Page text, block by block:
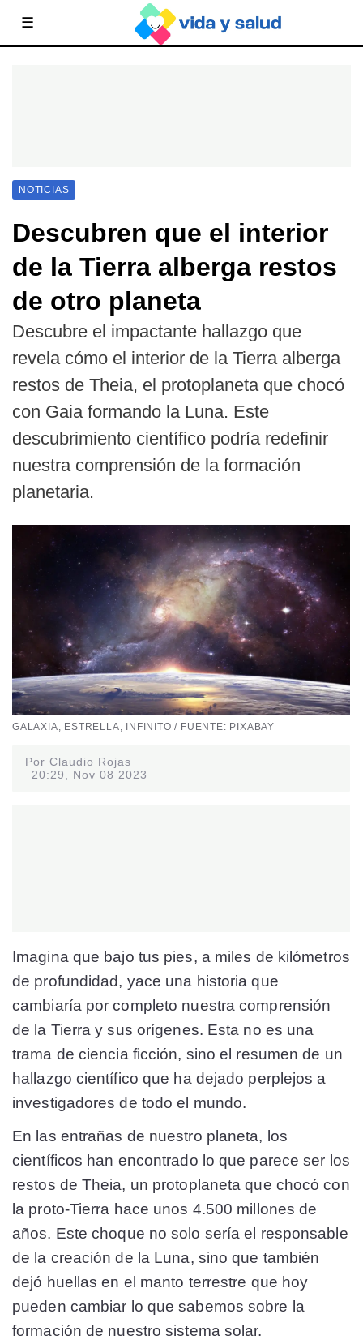
☰
NOTICIAS
Descubren que el interior
de la Tierra alberga restos
de otro planeta
Descubre el impactante hallazgo que
revela cómo el interior de la Tierra alberga
restos de Theia, el protoplaneta que chocó
con Gaia formando la Luna. Este
descubrimiento científico podría redefinir
nuestra comprensión de la formación
planetaria.
GALAXIA, ESTRELLA, INFINITO / FUENTE: PIXABAY
Por Claudio Rojas
20:29, Nov 08 2023
Imagina que bajo tus pies, a miles de kilómetros
de profundidad, yace una historia que
cambiaría por completo nuestra comprensión
de la Tierra y sus orígenes. Esta no es una
trama de ciencia ficción, sino el resumen de un
hallazgo científico que ha dejado perplejos a
investigadores de todo el mundo.
En las entrañas de nuestro planeta, los
científicos han encontrado lo que parece ser los
restos de Theia, un protoplaneta que chocó con
la proto-Tierra hace unos 4.500 millones de
años. Este choque no solo sería el responsable
de la creación de la Luna, sino que también
dejó huellas en el manto terrestre que hoy
pueden cambiar lo que sabemos sobre la
formación de nuestro sistema solar.